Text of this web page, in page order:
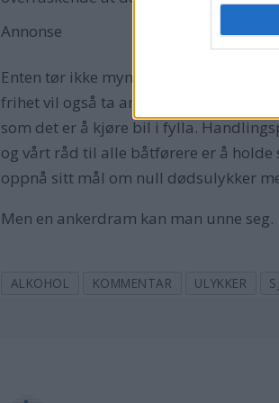
Annonse
Enten tør ikke myndighetene å
frihet vil også ta ansvar. Så finnes
som det er å kjøre bil i fylla.
og vårt råd til alle båtførere er å
oppnå sitt mål om null dødsulykker
Men en ankerdram kan man unne seg.
ALKOHOL KOMMENTAR ULYKKER